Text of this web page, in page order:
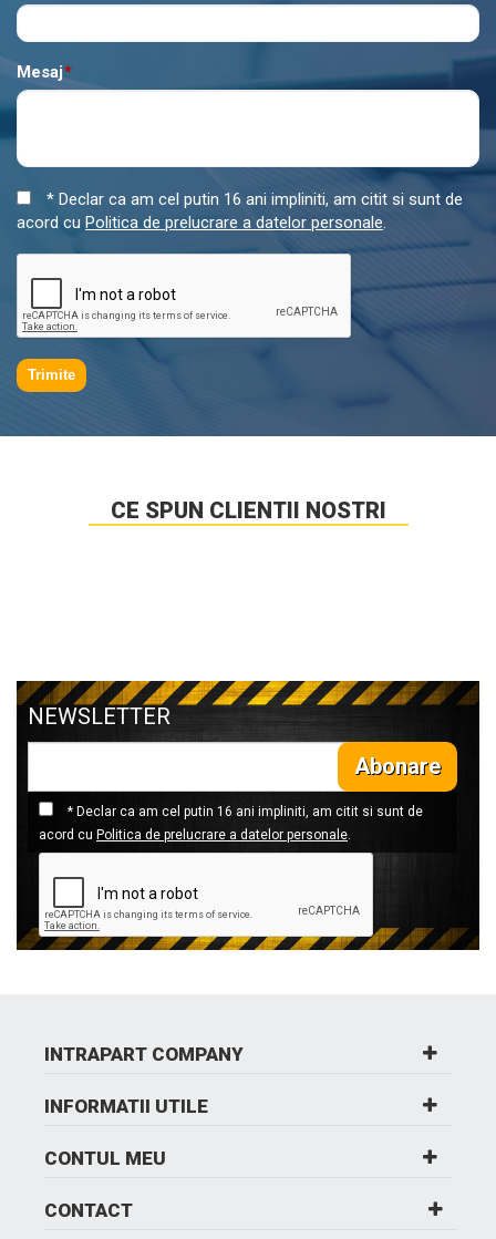
*
Mesaj
* Declar ca am cel putin 16 ani impliniti, am citit si sunt de
acord cu Politica de prelucrare a datelor personale.
Trimite
CE SPUN CLIENTII NOSTRI
NEWSLETTER
Abonare
* Declar ca am cel putin 16 ani impliniti, am citit si sunt de
acord cu Politica de prelucrare a datelor personale.
INTRAPART COMPANY
INFORMATII UTILE
CONTUL MEU
CONTACT